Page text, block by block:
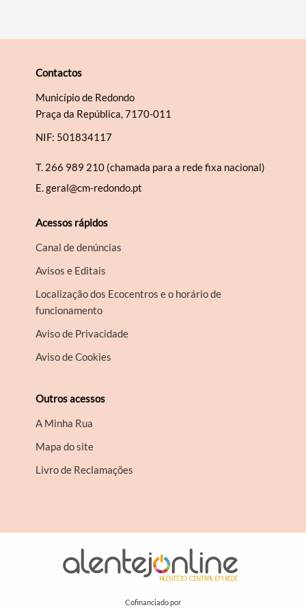
Contactos
Município de Redondo
Praça da República, 7170-011
NIF: 501834117
T. 266 989 210 (chamada para a rede fixa nacional)
E.geral@cm-redondo.pt
Acessos rápidos
Canal de denúncias
Avisos e Editais
Localização dos Ecocentros e o horário de
funcionamento
Aviso de Privacidade
Aviso de Cookies
Outros acessos
A Minha Rua
Mapa do site
Livro de Reclamações
Cofinanciado por